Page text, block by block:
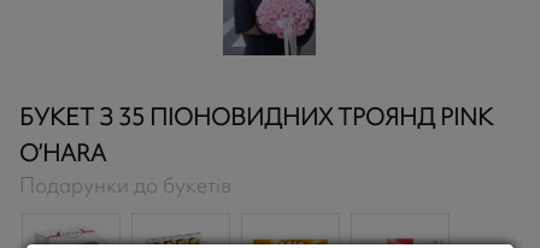
БУКЕТ З 35 ПІОНОВИДНИХ ТРОЯНД PINK
O’HARA
Подарунки до букетів